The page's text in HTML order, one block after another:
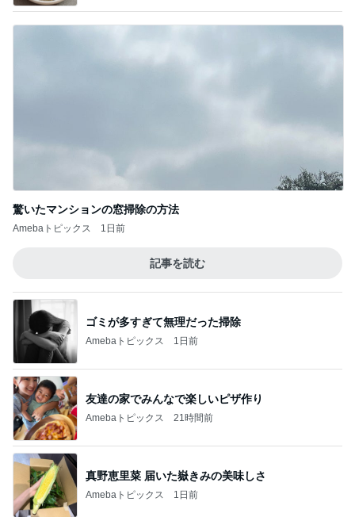
驚いたマンションの窓掃除の方法
Amebaトピックス 1日前
記事を読む
ゴミが多すぎて無理だった掃除
Amebaトピックス 1日前
友達の家でみんなで楽しいピザ作り
Amebaトピックス 21時間前
真野恵里菜 届いた嶽きみの美味しさ
Amebaトピックス 1日前